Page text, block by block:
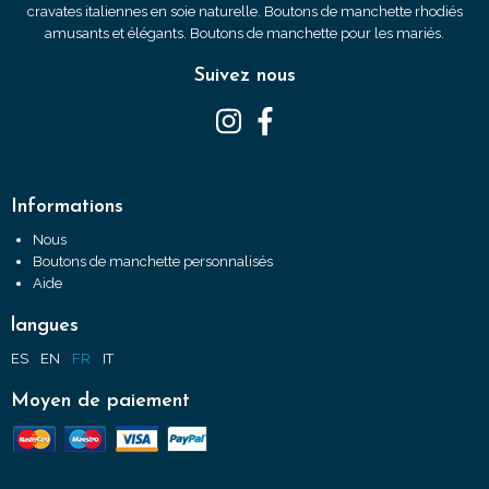
cravates italiennes en soie naturelle. Boutons de manchette rhodiés
amusants et élégants. Boutons de manchette pour les mariés.
Suivez nous
Informations
Nous
Boutons de manchette personnalisés
Aide
langues
ES EN FR IT
Moyen de paiement